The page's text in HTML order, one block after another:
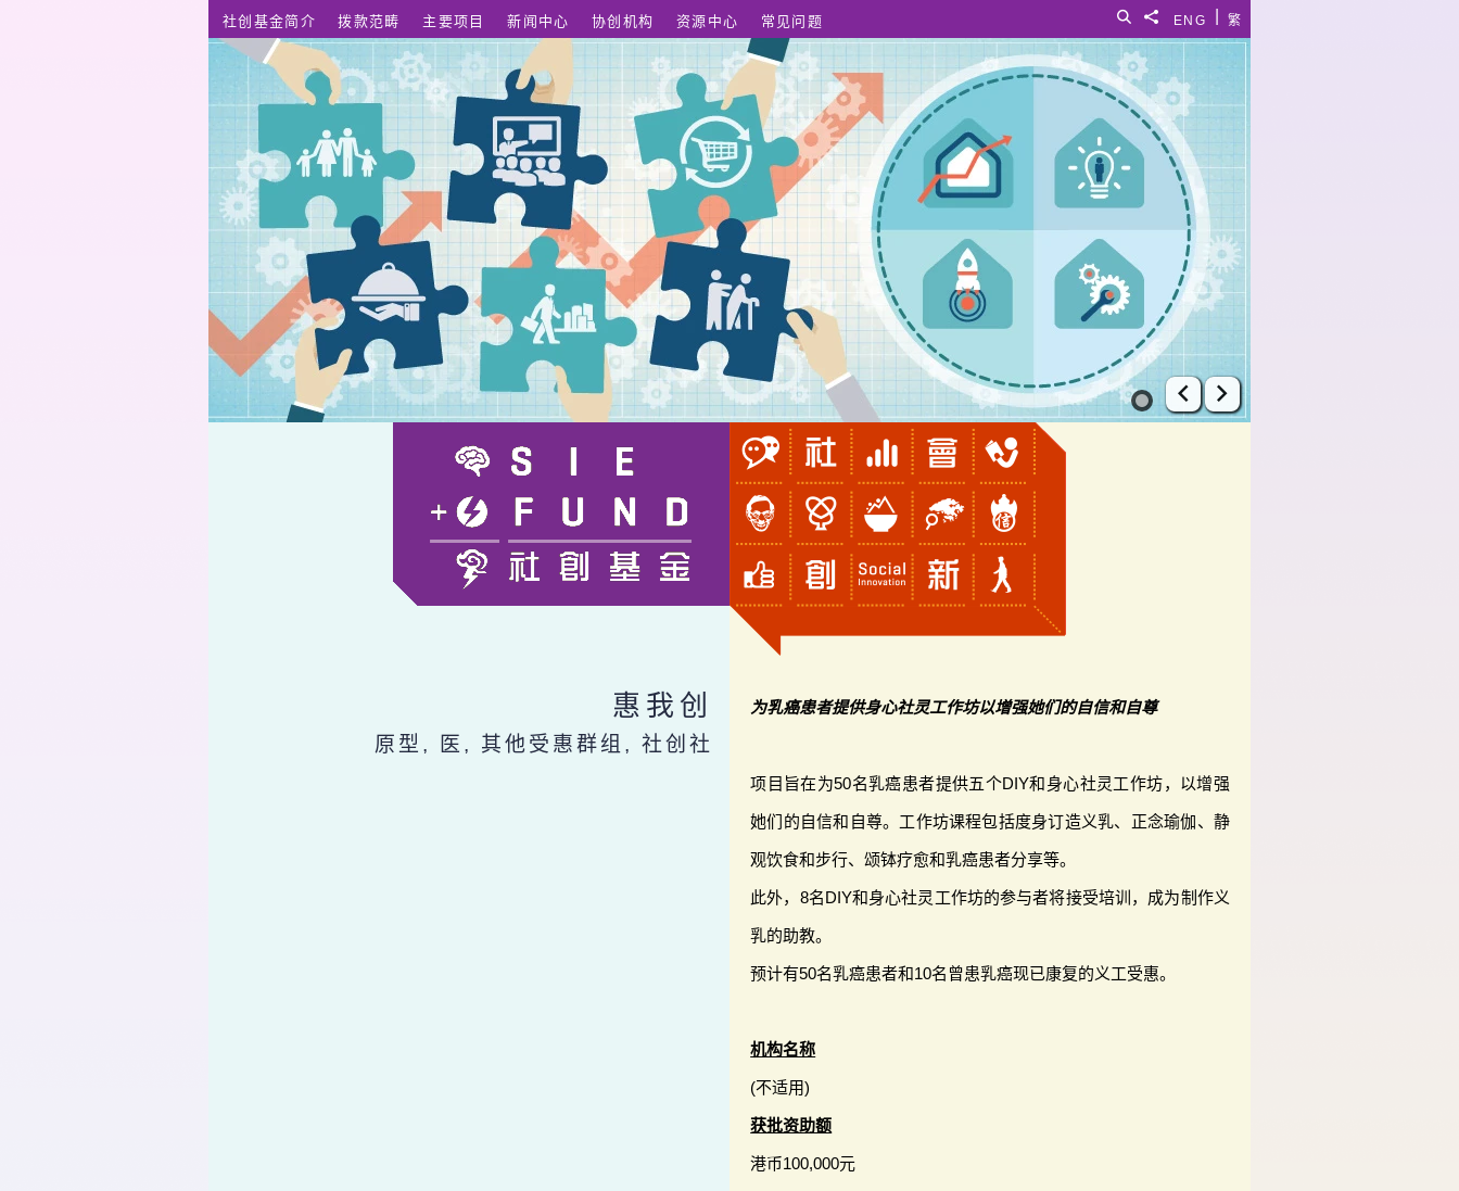
繁
ENG
分享給
搜寻
社创基金简介 拨款范畴 主要项目 新闻中心 协创机构 资源中心 常见问题
上一张幻灯片
下一张幻灯片
惠我创
原型, 医, 其他受惠群组, 社创社
为乳癌患者提供身心社灵工作坊以增强她们的自信和自尊
项目旨在为50名乳癌患者提供五个DIY和身心社灵工作坊，以增强
她们的自信和自尊。工作坊课程包括度身订造义乳、正念瑜伽、静
观饮食和步行、颂钵疗愈和乳癌患者分享等。
此外，8名DIY和身心社灵工作坊的参与者将接受培训，成为制作义
乳的助教。
预计有50名乳癌患者和10名曾患乳癌现已康复的义工受惠。
机构名称
(不适用)
获批资助额
港币100,000元